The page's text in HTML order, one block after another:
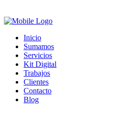
Inicio
Sumamos
Servicios
Kit Digital
Trabajos
Clientes
Contacto
Blog